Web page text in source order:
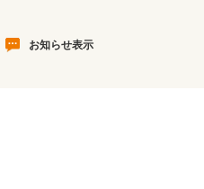
お知らせ表示